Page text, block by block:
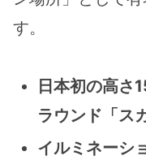
す。
日本初の高さ
ラウンド「ス
イルミネーシ